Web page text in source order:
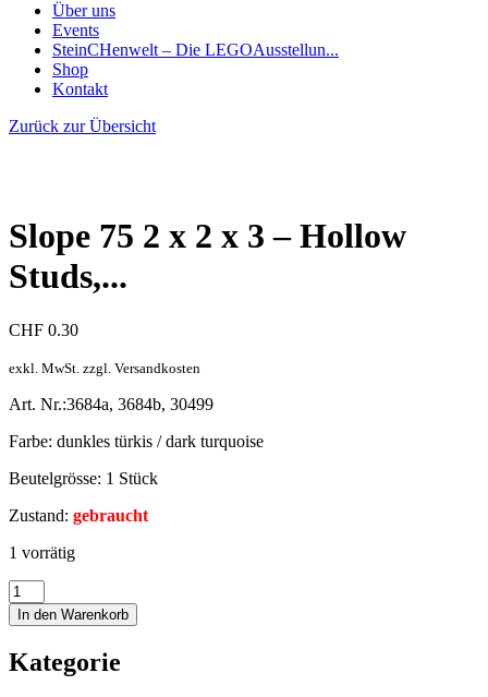
Über uns
Events
SteinCHenwelt – Die LEGOAusstellun...
Shop
Kontakt
Zurück zur Übersicht
Slope 75 2 x 2 x 3 – Hollow
Studs,...
CHF 0.30
exkl. MwSt. zzgl. Versandkosten
Art. Nr.:3684a, 3684b, 30499
Farbe: dunkles türkis / dark turquoise
Beutelgrösse: 1 Stück
Zustand: gebraucht
1 vorrätig
In den Warenkorb
Kategorie